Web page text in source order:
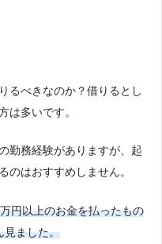
るべきなのか？借りるとし
は多いです。
勤務経験がありますが、起
のはおすすめしません。
円以上のお金を払ったもの
見ました。